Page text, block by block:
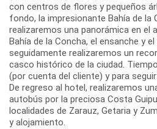
con centros de flores y pequeños
fondo, la impresionante Bahía de la
realizaremos una panorámica en el
Bahía de la Concha, el ensanche y
seguidamente realizaremos un
casco histórico de la ciudad.
(por cuenta del cliente) y para
De regreso al hotel, realizaremos
autobús por la preciosa Costa
localidades de Zarauz, Getaria y
y alojamiento.